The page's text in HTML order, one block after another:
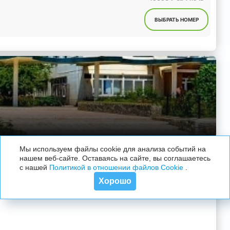
ВЫБРАТЬ НОМЕР
7.2 На основе
5 отзывов
Есть бассейн
Мы используем файлы cookie для анализа событий на
нашем веб-сайте. Оставаясь на сайте, вы соглашаетесь
с нашей Политикой в отношении файлов Cookie.
Хорошо